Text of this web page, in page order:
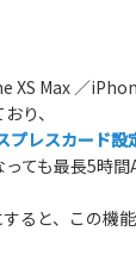
XS Max ／
り、
プレスカード設
ても最長5時
ると、この機能